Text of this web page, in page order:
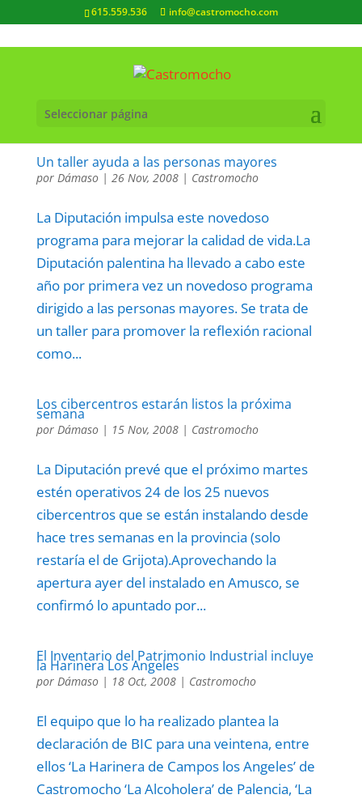
615.559.536 info@castromocho.com
Seleccionar página
Un taller ayuda a las personas mayores
por Dámaso| 26 Nov, 2008| Castromocho
La Diputación impulsa este novedoso
programa para mejorar la calidad de vida.La
Diputación palentina ha llevado a cabo este
año por primera vez un novedoso programa
dirigido a las personas mayores. Se trata de
un taller para promover la reflexión racional
como...
Los cibercentros estarán listos la próxima
semana
por Dámaso| 15 Nov, 2008| Castromocho
La Diputación prevé que el próximo martes
estén operativos 24 de los 25 nuevos
cibercentros que se están instalando desde
hace tres semanas en la provincia (solo
restaría el de Grijota).Aprovechando la
apertura ayer del instalado en Amusco, se
confirmó lo apuntado por...
El Inventario del Patrimonio Industrial incluye
la Harinera Los Angeles
por Dámaso| 18 Oct, 2008| Castromocho
El equipo que lo ha realizado plantea la
declaración de BIC para una veintena, entre
ellos ‘La Harinera de Campos los Angeles’ de
Castromocho ‘La Alcoholera’ de Palencia, ‘La